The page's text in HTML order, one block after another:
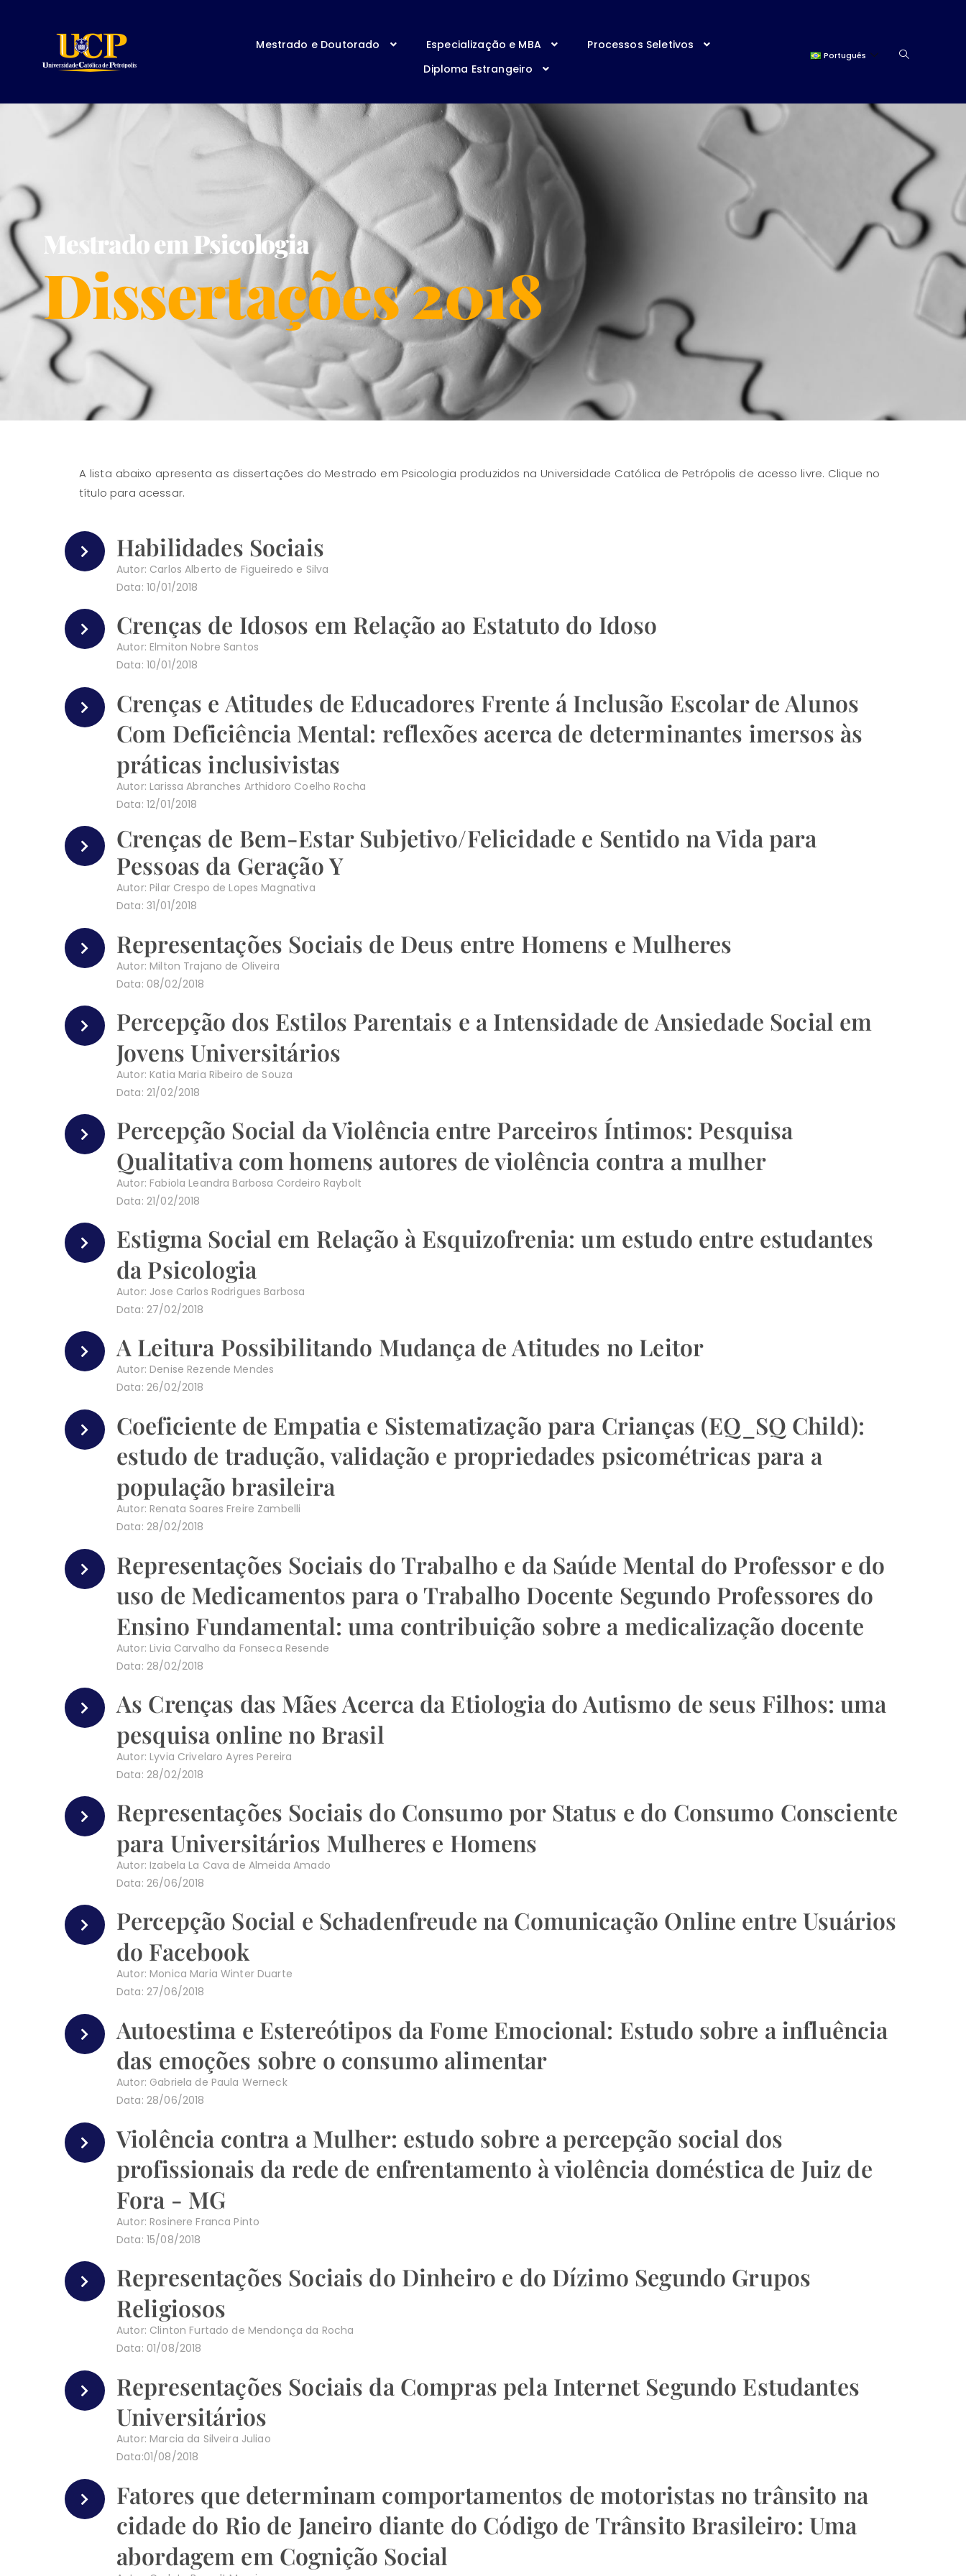
Mestrado e Doutorado Especialização e MBA
Processos Seletivos
Diploma Estrangeiro
Português
Mestrado em Psicologia
Dissertações 2018
A lista abaixo apresenta as dissertações do Mestrado em Psicologia produzidos na Universidade Católica de Petrópolis de acesso livre. Clique no
título para acessar.
Habilidades Sociais
Autor: Carlos Alberto de Figueiredo e Silva
Data: 10/01/2018
Crenças de Idosos em Relação ao Estatuto do Idoso
Autor: Elmiton Nobre Santos
Data: 10/01/2018
Crenças e Atitudes de Educadores Frente á Inclusão Escolar de Alunos
Com Deficiência Mental: reflexões acerca de determinantes imersos às
práticas inclusivistas
Autor: Larissa Abranches Arthidoro Coelho Rocha
Data: 12/01/2018
Crenças de Bem-Estar Subjetivo/Felicidade e Sentido na Vida para
Pessoas da Geração Y
Autor: Pilar Crespo de Lopes Magnativa
Data: 31/01/2018
Representações Sociais de Deus entre Homens e Mulheres
Autor: Milton Trajano de Oliveira
Data: 08/02/2018
Percepção dos Estilos Parentais e a Intensidade de Ansiedade Social em
Jovens Universitários
Autor: Katia Maria Ribeiro de Souza
Data: 21/02/2018
Percepção Social da Violência entre Parceiros Íntimos: Pesquisa
Qualitativa com homens autores de violência contra a mulher
Autor: Fabiola Leandra Barbosa Cordeiro Raybolt
Data: 21/02/2018
Estigma Social em Relação à Esquizofrenia: um estudo entre estudantes
da Psicologia
Autor: Jose Carlos Rodrigues Barbosa
Data: 27/02/2018
A Leitura Possibilitando Mudança de Atitudes no Leitor
Autor: Denise Rezende Mendes
Data: 26/02/2018
Coeficiente de Empatia e Sistematização para Crianças (EQ_SQ Child):
estudo de tradução, validação e propriedades psicométricas para a
população brasileira
Autor: Renata Soares Freire Zambelli
Data: 28/02/2018
Representações Sociais do Trabalho e da Saúde Mental do Professor e do
uso de Medicamentos para o Trabalho Docente Segundo Professores do
Ensino Fundamental: uma contribuição sobre a medicalização docente
Autor: Livia Carvalho da Fonseca Resende
Data: 28/02/2018
As Crenças das Mães Acerca da Etiologia do Autismo de seus Filhos: uma
pesquisa online no Brasil
Autor: Lyvia Crivelaro Ayres Pereira
Data: 28/02/2018
Representações Sociais do Consumo por Status e do Consumo Consciente
para Universitários Mulheres e Homens
Autor: Izabela La Cava de Almeida Amado
Data: 26/06/2018
Percepção Social e Schadenfreude na Comunicação Online entre Usuários
do Facebook
Autor: Monica Maria Winter Duarte
Data: 27/06/2018
Autoestima e Estereótipos da Fome Emocional: Estudo sobre a influência
das emoções sobre o consumo alimentar
Autor: Gabriela de Paula Werneck
Data: 28/06/2018
Violência contra a Mulher: estudo sobre a percepção social dos
profissionais da rede de enfrentamento à violência doméstica de Juiz de
Fora - MG
Autor: Rosinere Franca Pinto
Data: 15/08/2018
Representações Sociais do Dinheiro e do Dízimo Segundo Grupos
Religiosos
Autor: Clinton Furtado de Mendonça da Rocha
Data: 01/08/2018
Representações Sociais da Compras pela Internet Segundo Estudantes
Universitários
Autor: Marcia da Silveira Juliao
Data:01/08/2018
Fatores que determinam comportamentos de motoristas no trânsito na
cidade do Rio de Janeiro diante do Código de Trânsito Brasileiro: Uma
abordagem em Cognição Social